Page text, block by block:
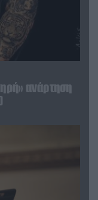
ανάρτηση